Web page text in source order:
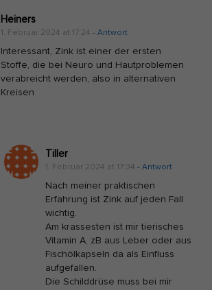
Heiners
1. Februar 2024 at 17:24 - Antwort
Interessant, Zink ist einer der ersten
Stoffe, die bei Neuro und Hautproblemen
verabreicht werden, also in alternativen
Kreisen
Tiller
1. Februar 2024 at 17:34 - Antwort
Nach meiner praktischen
Erfahrung ist Zink auf jeden Fall
wichtig.
Am krassesten ist mir tierisches
Vitamin A, zB aus Leber oder aus
Fischölkapseln da als Einfluss
aufgefallen.
Die Schilddrüse muss bei mir